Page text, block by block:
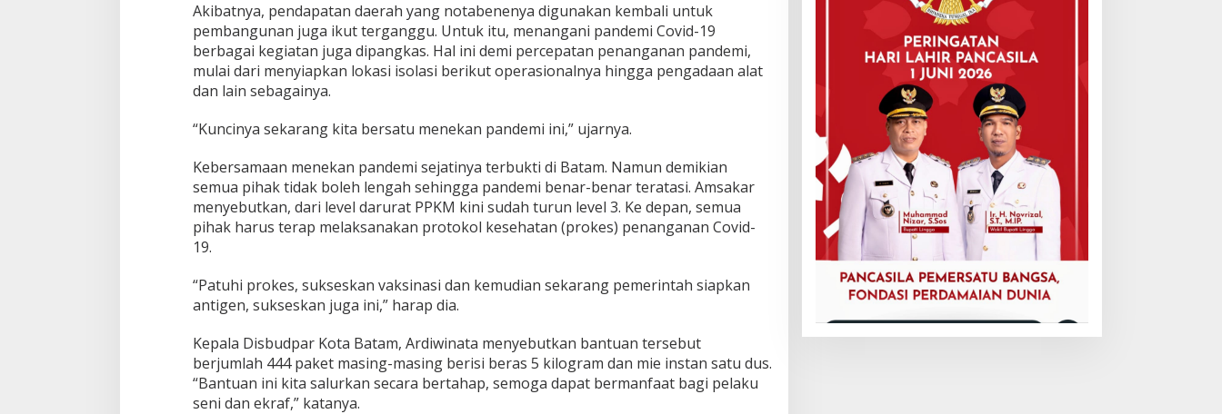
Akibatnya, pendapatan daerah yang notabenenya digunakan kembali untuk
pembangunan juga ikut terganggu. Untuk itu, menangani pandemi Covid-19
berbagai kegiatan juga dipangkas. Hal ini demi percepatan penanganan pandemi,
mulai dari menyiapkan lokasi isolasi berikut operasionalnya hingga pengadaan alat
dan lain sebagainya.
“Kuncinya sekarang kita bersatu menekan pandemi ini,” ujarnya.
Kebersamaan menekan pandemi sejatinya terbukti di Batam. Namun demikian
semua pihak tidak boleh lengah sehingga pandemi benar-benar teratasi. Amsakar
menyebutkan, dari level darurat PPKM kini sudah turun level 3. Ke depan, semua
pihak harus terap melaksanakan protokol kesehatan (prokes) penanganan Covid-
19.
“Patuhi prokes, sukseskan vaksinasi dan kemudian sekarang pemerintah siapkan
antigen, sukseskan juga ini,” harap dia.
Kepala Disbudpar Kota Batam, Ardiwinata menyebutkan bantuan tersebut
berjumlah 444 paket masing-masing berisi beras 5 kilogram dan mie instan satu dus.
“Bantuan ini kita salurkan secara bertahap, semoga dapat bermanfaat bagi pelaku
seni dan ekraf,” katanya.